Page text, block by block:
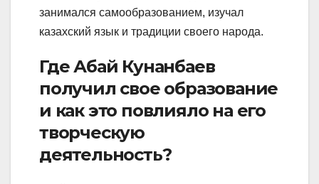
занимался самообразованием, изучал
казахский язык и традиции своего народа.
Где Абай Кунанбаев
получил свое образование
и как это повлияло на его
творческую
деятельность?